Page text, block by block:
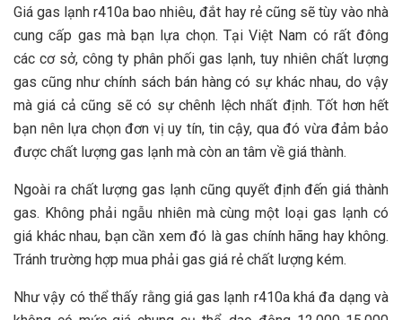
Giá gas lạnh r410a bao nhiêu, đắt hay rẻ cũng sẽ tùy vào nhà
cung cấp gas mà bạn lựa chọn. Tại Việt Nam có rất đông
các cơ sở, công ty phân phối gas lạnh, tuy nhiên chất lượng
gas cũng như chính sách bán hàng có sự khác nhau, do vậy
mà giá cả cũng sẽ có sự chênh lệch nhất định. Tốt hơn hết
bạn nên lựa chọn đơn vị uy tín, tin cậy, qua đó vừa đảm bảo
được chất lượng gas lạnh mà còn an tâm về giá thành.
Ngoài ra chất lượng gas lạnh cũng quyết định đến giá thành
gas. Không phải ngẫu nhiên mà cùng một loại gas lạnh có
giá khác nhau, bạn cần xem đó là gas chính hãng hay không.
Tránh trường hợp mua phải gas giá rẻ chất lượng kém.
Như vậy có thể thấy rằng giá gas lạnh r410a khá đa dạng và